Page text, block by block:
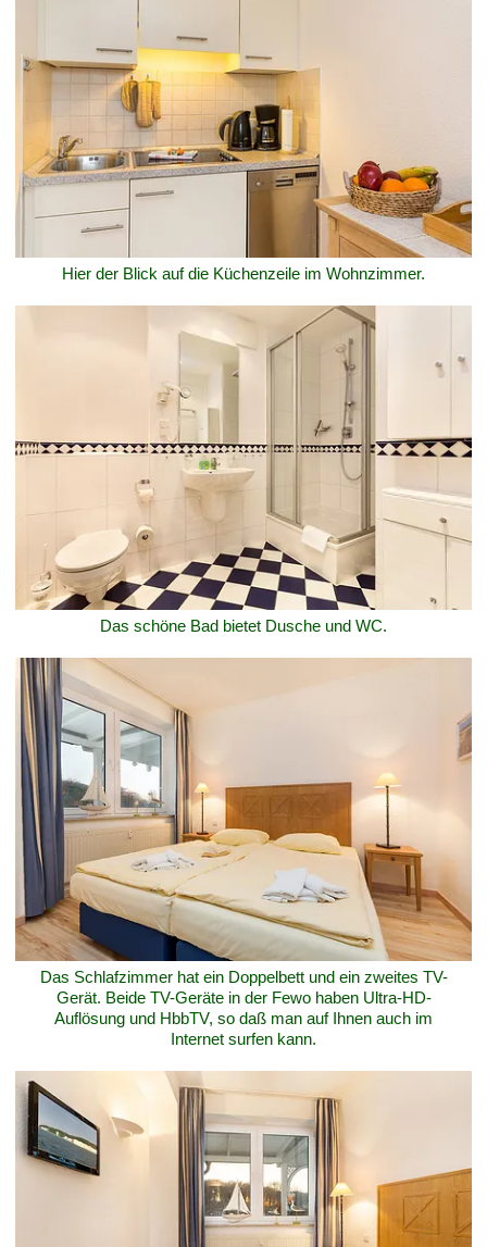
Hier der Blick auf die Küchenzeile im Wohnzimmer.
Das schöne Bad bietet Dusche und WC.
Das Schlafzimmer hat ein Doppelbett und ein zweites TV-
Gerät. Beide TV-Geräte in der Fewo haben Ultra-HD-
Auflösung und HbbTV, so daß man auf Ihnen auch im
Internet surfen kann.